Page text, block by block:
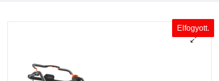
Elfogyott.